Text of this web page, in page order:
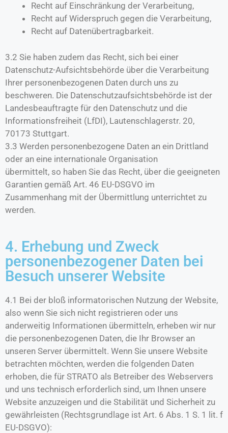
Recht auf Einschränkung der Verarbeitung,
Recht auf Widerspruch gegen die Verarbeitung,
Recht auf Datenübertragbarkeit.
3.2 Sie haben zudem das Recht, sich bei einer
Datenschutz-Aufsichtsbehörde über die Verarbeitung
Ihrer personenbezogenen Daten durch uns zu
beschweren. Die Datenschutzaufsichtsbehörde ist der
Landesbeauftragte für den Datenschutz und die
Informationsfreiheit (LfDI), Lautenschlagerstr. 20,
70173 Stuttgart.
3.3 Werden personenbezogene Daten an ein Drittland
oder an eine internationale Organisation
übermittelt, so haben Sie das Recht, über die geeigneten
Garantien gemäß Art. 46 EU-DSGVO im
Zusammenhang mit der Übermittlung unterrichtet zu
werden.
4. Erhebung und Zweck
personenbezogener Daten bei
Besuch unserer Website
4.1 Bei der bloß informatorischen Nutzung der Website,
also wenn Sie sich nicht registrieren oder uns
anderweitig Informationen übermitteln, erheben wir nur
die personenbezogenen Daten, die Ihr Browser an
unseren Server übermittelt. Wenn Sie unsere Website
betrachten möchten, werden die folgenden Daten
erhoben, die für STRATO als Betreiber des Webservers
und uns technisch erforderlich sind, um Ihnen unsere
Website anzuzeigen und die Stabilität und Sicherheit zu
gewährleisten (Rechtsgrundlage ist Art. 6 Abs. 1 S. 1 lit. f
EU-DSGVO):